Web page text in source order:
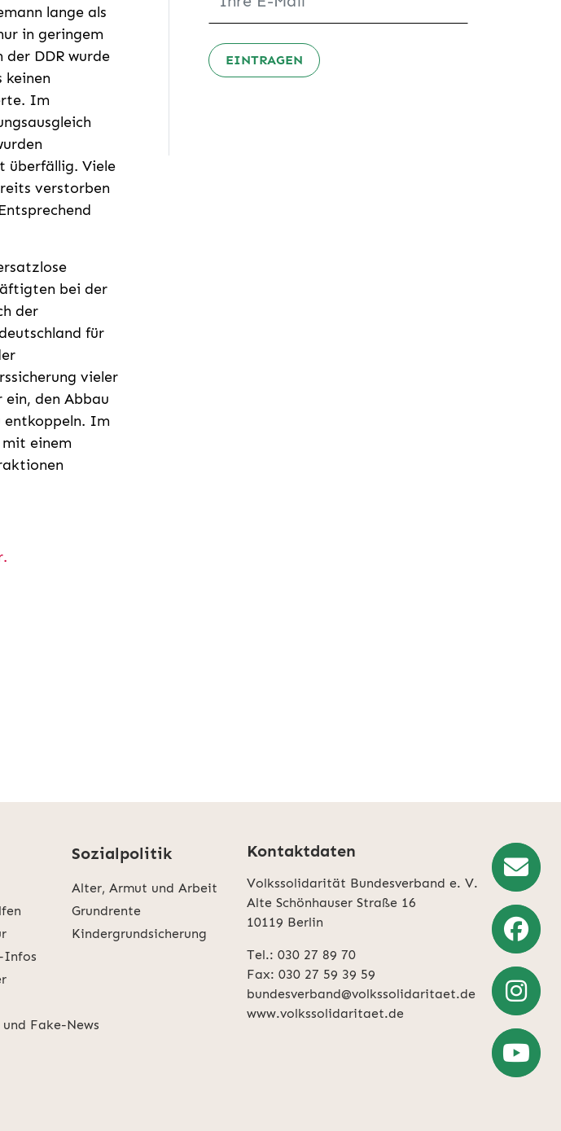
lange als
in geringem
DDR wurde
keinen
Im
überfällig. Viele
verstorben
bei der
der
für
vieler
den Abbau
entkoppeln. Im
einem
EINTRAGEN
Infos
Fake-News
Sozialpolitik
Alter, Armut und Arbeit
Grundrente
Kindergrundsicherung
Kontaktdaten
Volkssolidarität Bundesverband e. V.
Alte Schönhauser Straße 16
10119 Berlin
Tel.: 030 27 89 70
Fax: 030 27 59 39 59
bundesverband@volkssolidaritaet.de
www.volkssolidaritaet.de
Weiter
zu
Facebook
Weiter
zu